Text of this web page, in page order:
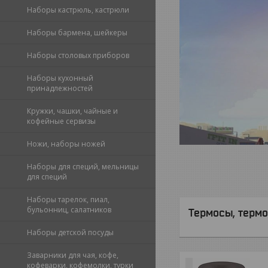
Наборы кастрюль, кастрюли
Наборы бармена, шейкеры
Наборы столовых приборов
Наборы кухонный
принадлежностей
Кружки, чашки, чайные и
кофейные сервизы
Ножи, наборы ножей
Наборы для специй, мельницы
для специй
Наборы тарелок, пиал,
бульонниц, салатников
Наборы детской посуды
Заварники для чая, кофе,
кофеварки, кофемолки, турки
Термосы,